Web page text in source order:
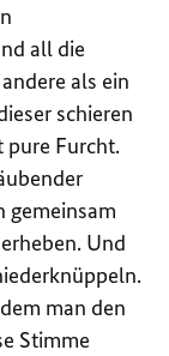
all die
als ein
schieren
pure Furcht.
gemeinsam
Und
man den
Stimme